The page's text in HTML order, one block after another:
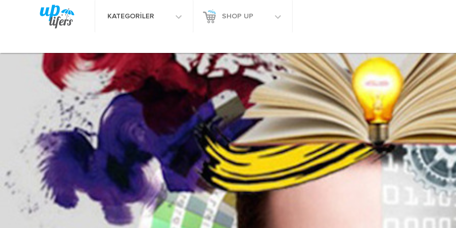
KATEGORİLER SHOP UP